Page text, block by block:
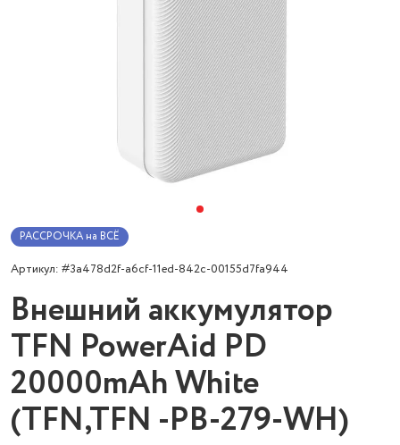
РАССРОЧКА на ВСЁ
Артикул: #3a478d2f-a6cf-11ed-842c-00155d7fa944
Внешний аккумулятор
TFN PowerAid PD
20000mAh White
(TFN,TFN -PB-279-WH)